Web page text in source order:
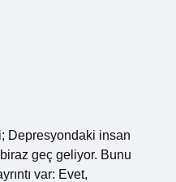
Depresyondaki insan
geç geliyor. Bunu
var: Evet,